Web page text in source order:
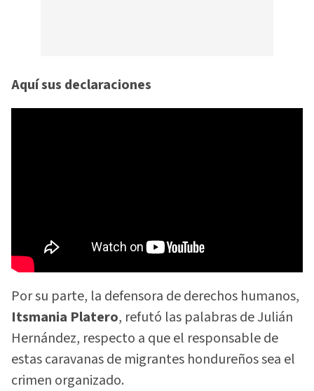
Aquí sus declaraciones
Por su parte, la defensora de derechos humanos,
Itsmania Platero, refutó las palabras de Julián
Hernández, respecto a que el responsable de
estas caravanas de migrantes hondureños sea el
crimen organizado.